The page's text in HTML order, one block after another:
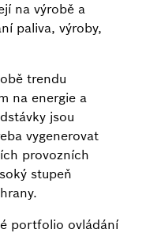
na výrobě a
paliva, výroby,
trendu
na energie a
jsou
vygenerovat
provozních
stupeň
portfolio ovládání